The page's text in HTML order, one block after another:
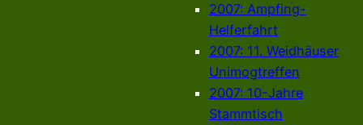
2007: Ampfing-
Helferfahrt
2007: 11. Weidhäuser
Unimogtreffen
2007: 10-Jahre
Stammtisch